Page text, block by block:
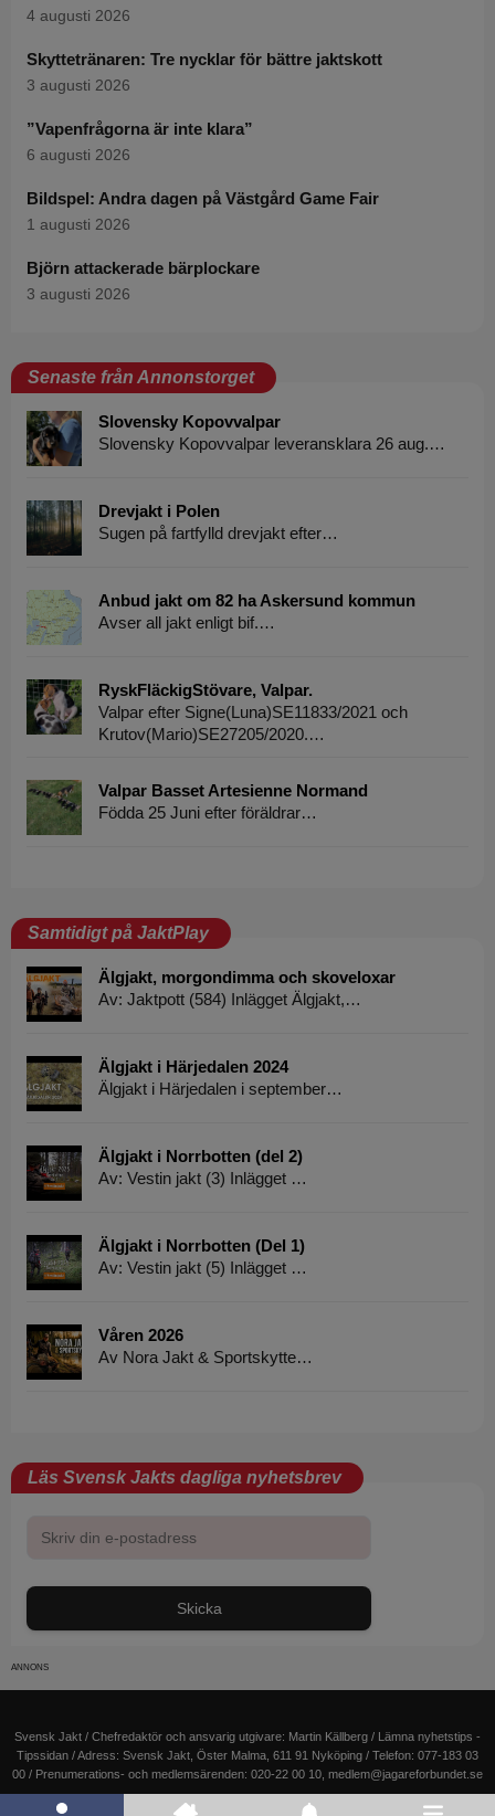
4 augusti 2026
Skyttetränaren: Tre nycklar för bättre jaktskott
3 augusti 2026
”Vapenfrågorna är inte klara”
6 augusti 2026
Bildspel: Andra dagen på Västgård Game Fair
1 augusti 2026
Björn attackerade bärplockare
3 augusti 2026
Senaste från Annonstorget
Slovensky Kopovvalpar
Slovensky Kopovvalpar leveransklara 26 aug.…
Drevjakt i Polen
Sugen på fartfylld drevjakt efter…
Anbud jakt om 82 ha Askersund kommun
Avser all jakt enligt bif.…
RyskFläckigStövare, Valpar.
Valpar efter Signe(Luna)SE11833/2021 och
Krutov(Mario)SE27205/2020.…
Valpar Basset Artesienne Normand
Födda 25 Juni efter föräldrar…
Samtidigt på JaktPlay
Älgjakt, morgondimma och skoveloxar
Av: Jaktpott (584) Inlägget Älgjakt,…
Älgjakt i Härjedalen 2024
Älgjakt i Härjedalen i september…
Älgjakt i Norrbotten (del 2)
Av: Vestin jakt (3) Inlägget …
Älgjakt i Norrbotten (Del 1)
Av: Vestin jakt (5) Inlägget …
Våren 2026
Av Nora Jakt & Sportskytte…
Läs Svensk Jakts dagliga nyhetsbrev
Skicka
Svensk Jakt / Chefredaktör och ansvarig utgivare: Martin Källberg / Lämna nyhetstips -
Tipssidan / Adress: Svensk Jakt, Öster Malma, 611 91 Nyköping / Telefon: 077-183 03
00 / Prenumerations- och medlemsärenden: 020-22 00 10, medlem@jagareforbundet.se